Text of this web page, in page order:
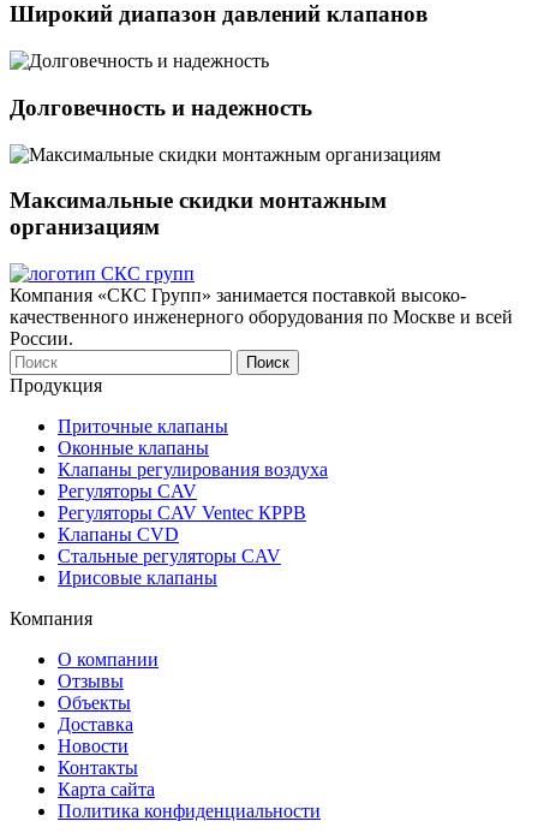
Широкий диапазон давлений клапанов
Долговечность и надежность
Максимальные скидки монтажным
организациям
Компания «СКС Групп» занимается поставкой высоко-
качественного инженерного оборудования по Москве и всей
России.
Продукция
Приточные клапаны
Оконныe клапаны
Клапаны регулирования воздуха
Регуляторы CAV
Регуляторы CAV Ventec КРРВ
Клапаны CVD
Стальные регуляторы CAV
Ирисовые клапаны
Компания
О компании
Отзывы
Объекты
Доставка
Новости
Контакты
Карта сайта
Политика конфиденциальности